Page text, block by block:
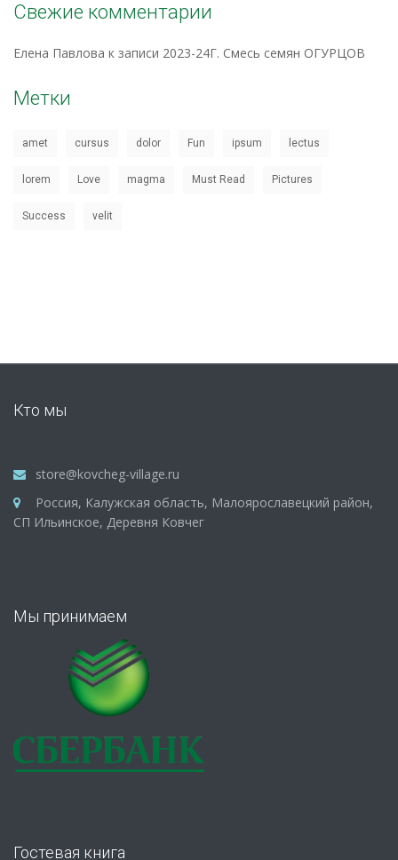
Свежие комментарии
Елена Павлова к записи 2023-24Г. Смесь семян ОГУРЦОВ
Метки
amet cursus dolor Fun ipsum lectus
lorem Love magma Must Read Pictures
Success velit
Кто мы
store@kovcheg-village.ru
Россия, Калужская область, Малоярославецкий район,
СП Ильинское, Деревня Ковчег
Мы принимаем
Гостевая книга